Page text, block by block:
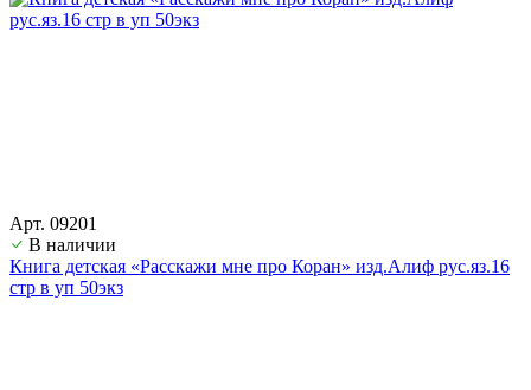
Арт. 09201
В наличии
Книга детская «Расскажи мне про Коран» изд.Алиф рус.яз.16
стр в уп 50экз